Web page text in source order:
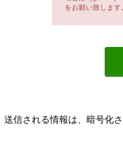
をお願い致します
送信される情報は、暗号化